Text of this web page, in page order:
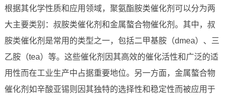
根据其化学性质和应用领域，聚氨酯胺类催化剂可以分为两
大主要类别：叔胺类催化剂和金属螯合物催化剂。其中，叔
胺类催化剂是常用的类型之一，包括二甲基胺（dmea）、三
乙胺（tea）等。这些催化剂因其高效的催化活性和广泛的适
用性而在工业生产中占据重要地位。另一方面，金属螯合物
催化剂如辛酸亚锡则因其独特的选择性和稳定性而被应用于